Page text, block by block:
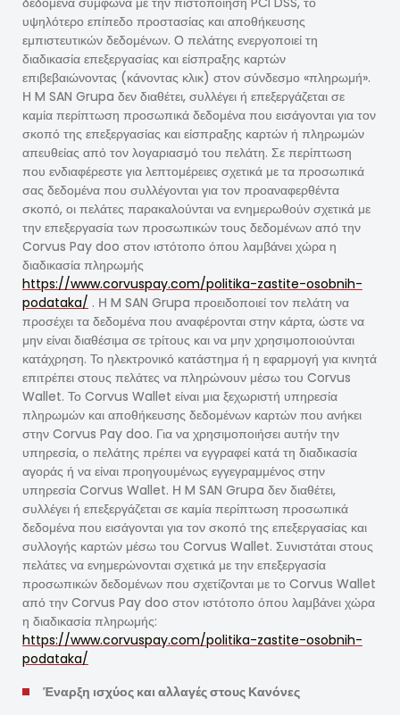
υψηλότερο επίπεδο προστασίας και αποθήκευσης
εμπιστευτικών δεδομένων. Ο πελάτης ενεργοποιεί τη
διαδικασία επεξεργασίας και είσπραξης καρτών
επιβεβαιώνοντας (κάνοντας κλικ) στον σύνδεσμο «πληρωμή».
Η M SAN Grupa δεν διαθέτει, συλλέγει ή επεξεργάζεται σε
καμία περίπτωση προσωπικά δεδομένα που εισάγονται για τον
σκοπό της επεξεργασίας και είσπραξης καρτών ή πληρωμών
απευθείας από τον λογαριασμό του πελάτη. Σε περίπτωση
που ενδιαφέρεστε για λεπτομέρειες σχετικά με τα προσωπικά
σας δεδομένα που συλλέγονται για τον προαναφερθέντα
σκοπό, οι πελάτες παρακαλούνται να ενημερωθούν σχετικά με
την επεξεργασία των προσωπικών τους δεδομένων από την
Corvus Pay doo στον ιστότοπο όπου λαμβάνει χώρα η
διαδικασία πληρωμής
https://www.corvuspay.com/politika-zastite-osobnih-
podataka/ . Η M SAN Grupa προειδοποιεί τον πελάτη να
προσέχει τα δεδομένα που αναφέρονται στην κάρτα, ώστε να
μην είναι διαθέσιμα σε τρίτους και να μην χρησιμοποιούνται
κατάχρηση. Το ηλεκτρονικό κατάστημα ή η εφαρμογή για κινητά
επιτρέπει στους πελάτες να πληρώνουν μέσω του Corvus
Wallet. Το Corvus Wallet είναι μια ξεχωριστή υπηρεσία
πληρωμών και αποθήκευσης δεδομένων καρτών που ανήκει
στην Corvus Pay doo. Για να χρησιμοποιήσει αυτήν την
υπηρεσία, ο πελάτης πρέπει να εγγραφεί κατά τη διαδικασία
αγοράς ή να είναι προηγουμένως εγγεγραμμένος στην
υπηρεσία Corvus Wallet. Η M SAN Grupa δεν διαθέτει,
συλλέγει ή επεξεργάζεται σε καμία περίπτωση προσωπικά
δεδομένα που εισάγονται για τον σκοπό της επεξεργασίας και
συλλογής καρτών μέσω του Corvus Wallet. Συνιστάται στους
πελάτες να ενημερώνονται σχετικά με την επεξεργασία
προσωπικών δεδομένων που σχετίζονται με το Corvus Wallet
από την Corvus Pay doo στον ιστότοπο όπου λαμβάνει χώρα
η διαδικασία πληρωμής:
https://www.corvuspay.com/politika-zastite-osobnih-
podataka/
Έναρξη ισχύος και αλλαγές στους Κανόνες